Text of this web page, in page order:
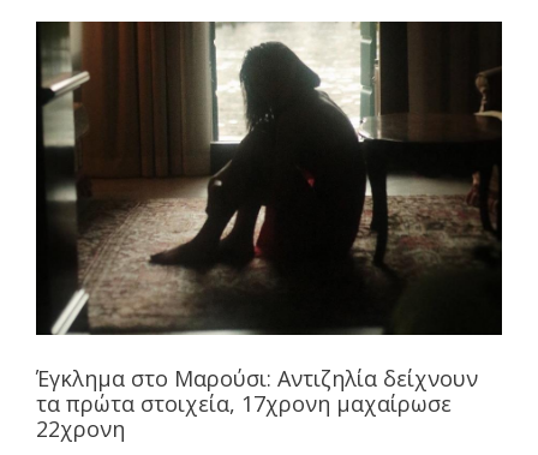
Έγκλημα στο Μαρούσι: Αντιζηλία δείχνουν
τα πρώτα στοιχεία, 17χρονη μαχαίρωσε
22χρονη